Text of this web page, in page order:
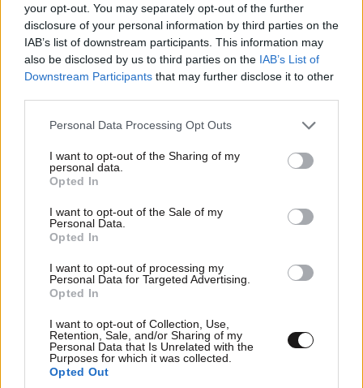
your opt-out. You may separately opt-out of the further
disclosure of your personal information by third parties on the
IAB’s list of downstream participants. This information may
also be disclosed by us to third parties on the IAB’s List of
Downstream Participants that may further disclose it to other
Please note that this website/app uses one or more Google
not limited to your visit or usage behaviour. You may click to
grant or deny consent to Google and its third-party tags to
use your data for below specified purposes in below Google
consent section.
Personal Data Processing Opt Outs
I want to opt-out of the Sharing of my
personal data.
Opted In
I want to opt-out of the Sale of my
Personal Data.
Opted In
I want to opt-out of processing my
Personal Data for Targeted Advertising.
Opted In
I want to opt-out of Collection, Use,
Retention, Sale, and/or Sharing of my
Personal Data that Is Unrelated with the
Purposes for which it was collected.
Opted Out